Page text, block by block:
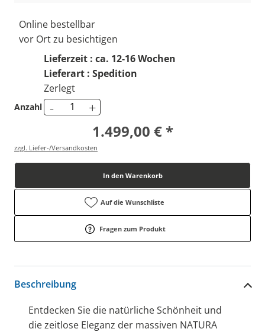
Online bestellbar
vor Ort zu besichtigen
Lieferzeit : ca. 12-16 Wochen
Lieferart : Spedition
Zerlegt
Anzahl - +
1.499,00 € *
zzgl. Liefer-/Versandkosten
In den Warenkorb
Auf die Wunschliste
Fragen zum Produkt
Beschreibung
Entdecken Sie die natürliche Schönheit und
die zeitlose Eleganz der massiven NATURA